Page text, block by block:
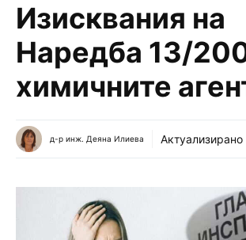
Изисквания на
Наредба 13/
химичните
д-р инж. Деяна Илиева Актуализирано